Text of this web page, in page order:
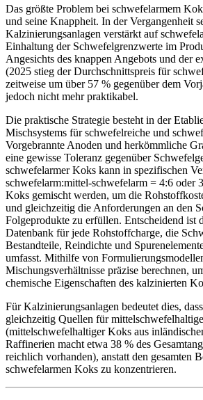
Das größte Problem bei schwefelarmem
und seine Knappheit. In der Vergangenheit
Kalzinierungsanlagen verstärkt auf
Einhaltung der Schwefelgrenzwerte im
Angesichts des knappen Angebots und der
(2025 stieg der Durchschnittspreis für
zeitweise um über 57 % gegenüber dem
jedoch nicht mehr praktikabel.
Die praktische Strategie besteht in der
Mischsystems für schwefelreiche und
Vorgebrannte Anoden und herkömmliche
eine gewisse Toleranz gegenüber
schwefelarmer Koks kann in spezifischen
schwefelarm:mittel-schwefelarm = 4:6 oder
Koks gemischt werden, um die
und gleichzeitig die Anforderungen an den
Folgeprodukte zu erfüllen. Entscheidend ist
Datenbank für jede Rohstoffcharge, die
Bestandteile, Reindichte und
umfasst. Mithilfe von
Mischungsverhältnisse präzise berechnen,
chemische Eigenschaften des kalzinierten
Für Kalzinierungsanlagen bedeutet dies,
gleichzeitig Quellen für
(mittelschwefelhaltiger Koks aus
Raffinerien macht etwa 38 % des
reichlich vorhanden), anstatt den gesamten
schwefelarmen Koks zu konzentrieren.